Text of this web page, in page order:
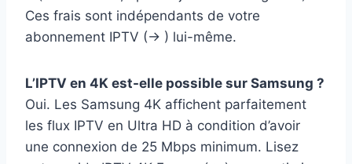
Ces frais sont indépendants de votre
abonnement IPTV (→ ) lui-même.
L’IPTV en 4K est-elle possible sur Samsung ?
Oui. Les Samsung 4K affichent parfaitement
les flux IPTV en Ultra HD à condition d’avoir
une connexion de 25 Mbps minimum. Lisez